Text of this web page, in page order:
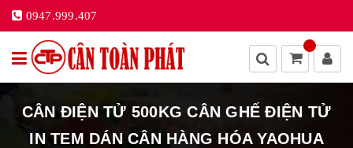
0947.999.407
CÂN ĐIỆN TỬ 500KG CÂN GHẾ ĐIỆN TỬ
IN TEM DÁN CÂN HÀNG HÓA YAOHUA